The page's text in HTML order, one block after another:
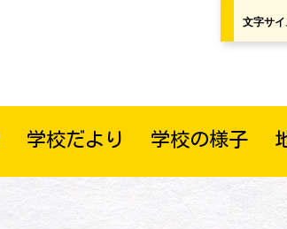
文字サ
学校だより 学校の様子